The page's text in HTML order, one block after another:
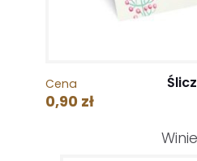
Cena
0,90 zł